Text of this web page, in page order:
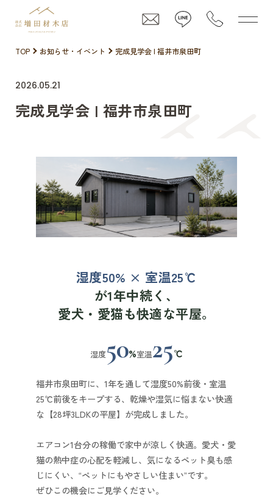
TOP お知らせ・イベント 完成見学会 | 福井市泉田町
2026.05.21
完成見学会 | 福井市泉田町
湿度50% × 室温25℃
が1年中続く、
愛犬・愛猫も快適な平屋。
湿度50%室温25℃
福井市泉田町に、1年を通して湿度50%前後・室温
25℃前後をキープする、 乾燥や湿気に悩まない快適
な【28坪3LDKの平屋】が完成しました。
エアコン1台分の稼働で家中が涼しく快適。愛犬・愛
猫の熱中症の心配を軽減し、気になるペット臭も感
じにくい、“ペットにもやさしい住まい”です。
ぜひこの機会にご見学ください。